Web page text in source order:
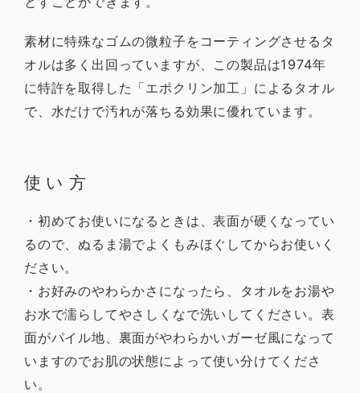
素材に特殊なゴムの微粒子をコーティングさせるタ
オルは多く出回っていますが、この製品は1974年
に特許を取得した「エポクリン加工」によるタオル
で、水だけで汚れが落ちる効果に優れています。
使い方
・初めてお使いになるときは、表面が硬くなってい
るので、ぬるま湯でよくもみほぐしてからお使いく
ださい。
・お好みのやわらかさになったら、タオルをお湯や
お水で濡らしてやさしくなで洗いしてください。表
面がパイル地、裏面がやわらかいガーゼ風になって
いますのでお肌の状態によって使い分けてくださ
い。